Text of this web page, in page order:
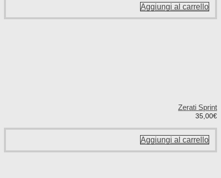
Aggiungi al carrello
Zerati Sprint
35,00€
Aggiungi al carrello